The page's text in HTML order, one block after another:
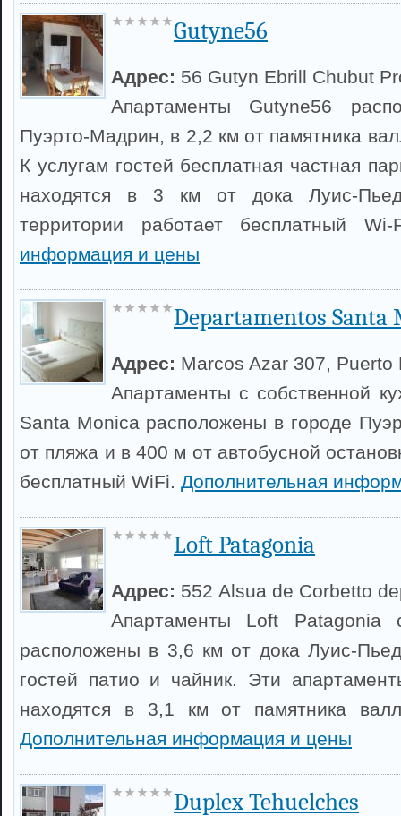
Gutyne56
Адрес: 56 Gutyn Ebrill Chubut
Апартаменты Gutyne56
Пуэрто-Мадрин, в 2,2 км от памятника
К услугам гостей бесплатная частная
находятся в 3 км от дока Луис-
территории работает бесплатный
информация и цены
Departamentos Santa
Адрес: Marcos Azar 307, Puerto
Апартаменты с собственной
Santa Monica расположены в городе
от пляжа и в 400 м от автобусной
бесплатный WiFi. Дополнительная
Loft Patagonia
Адрес: 552 Alsua de Corbetto
Апартаменты Loft
расположены в 3,6 км от дока Луис-
гостей патио и чайник. Эти
находятся в 3,1 км от памятника
Дополнительная информация и цены
Duplex Tehuelches